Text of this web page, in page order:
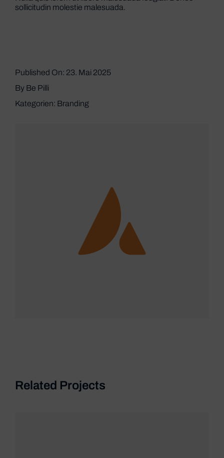
sollicitudin molestie malesuada.
Published On: 23. Mai 2025
By Be Pilli
Kategorien: Branding
Related Projects